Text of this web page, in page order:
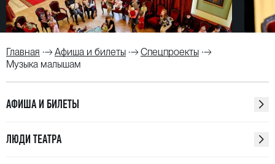
Главная Афиша и билеты
Спецпроекты
Музыка малышам
АФИША И БИЛЕТЫ
ЛЮДИ ТЕАТРА